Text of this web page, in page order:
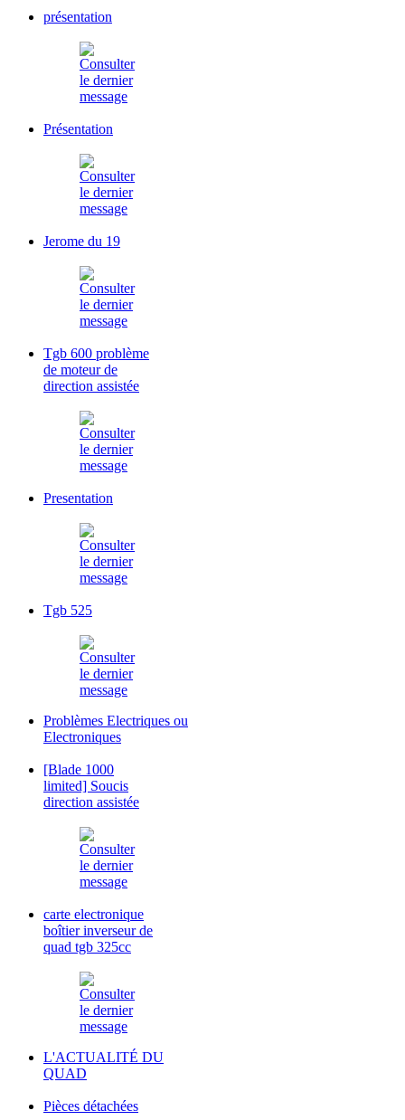
présentation
Présentation
Jerome du 19
Tgb 600 problème
de moteur de
direction assistée
Presentation
Tgb 525
Problèmes Electriques ou
Electroniques
[Blade 1000
limited] Soucis
direction assistée
carte electronique
boîtier inverseur de
quad tgb 325cc
L'ACTUALITÉ DU
QUAD
Pièces détachées